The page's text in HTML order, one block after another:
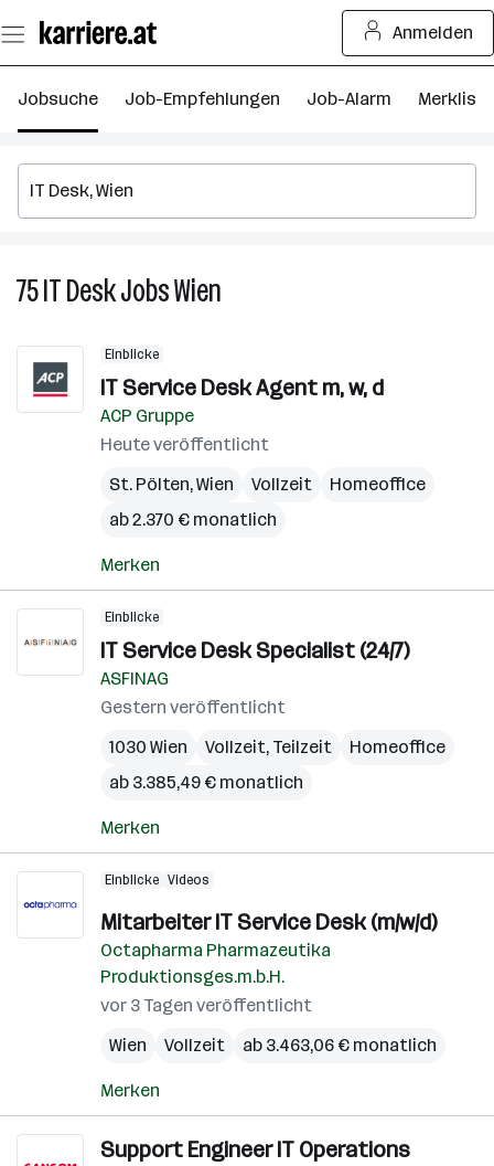
Seiteninhalt
springen
Anmelden
Jobsuche Job-Empfehlungen Job-Alarm Merkliste
75IT DeskJobsWien
in
Einblicke
IT Service Desk Agent m, w, d
ACP Gruppe
Heute veröffentlicht
St. Pölten,Wien Vollzeit
Homeoffice
ab 2.370 € monatlich
Merken
Einblicke
IT Service Desk Specialist (24/7)
ASFINAG
Gestern veröffentlicht
1030 Wien
Vollzeit, Teilzeit
Homeoffice
ab 3.385,49 € monatlich
Merken
Einblicke Videos
Mitarbeiter IT Service Desk (m/w/d)
Octapharma Pharmazeutika
Produktionsges.m.b.H.
vor 3 Tagen veröffentlicht
Wien
Vollzeit ab 3.463,06 € monatlich
Merken
Support Engineer IT Operations